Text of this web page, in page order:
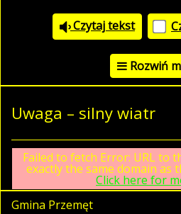
Czytaj tekst
Rozwiń
Uwaga – silny wiatr
Failed to fetch Error: URL to
exactly the same domain as
Click here for
Gmina Przemęt